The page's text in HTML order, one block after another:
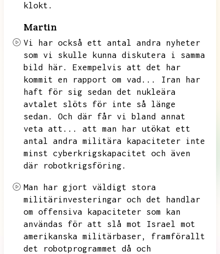
klokt.
Martin
Vi har också ett antal andra nyheter
som vi skulle kunna diskutera i samma
bild här.
Exempelvis att det har
kommit en rapport om vad...
Iran har
haft för sig sedan det nukleära
avtalet slöts för inte så länge
sedan.
Och där får vi bland annat
veta att...
att man har utökat ett
antal andra militära kapaciteter inte
minst cyberkrigskapacitet och även
där robotkrigsföring.
Man har gjort väldigt stora
militärinvesteringar och det handlar
om offensiva kapaciteter som kan
användas för att slå mot Israel mot
amerikanska militärbaser,
framförallt
det robotprogrammet då och